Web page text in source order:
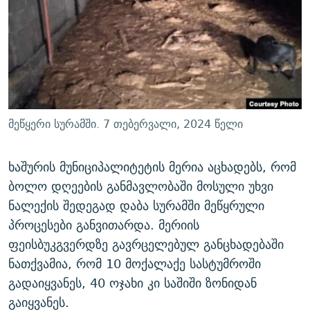
ᲛᲝᲚᲐᲞᲐᲠᲐᲙᲔ ᲢᲔᲥᲡᲢᲔᲑᲘ
ᲨᲘᲜ - ᲣᲪᲮᲝᲔᲗᲨᲘ
ᲚᲘᲢᲔᲠᲐᲢᲣᲠᲣᲚᲘ ᲬᲐᲮᲜᲐᲒᲔᲑᲘ
ᲐᲛᲔᲠᲘᲙᲣᲚᲘ ᲛᲝᲗᲮᲠᲝᲑᲐ
ᲘᲛᲞᲔᲠᲘᲐ ᲓᲐ ᲠᲐᲓᲘᲝ
ᲩᲔᲛᲘ ᲡᲘᲙᲕᲓᲘᲚᲘᲡ ᲛᲘᲖᲔᲖᲘᲐ COVID-19
11 ᲬᲔᲚᲘ - 11 ᲐᲛᲑᲐᲕᲘ
ᲡᲐᲞᲐᲠᲚᲐᲛᲔᲜᲢᲝ ᲐᲠᲩᲔᲕᲜᲔᲑᲘᲡ ᲘᲡᲢᲝᲠᲘᲐ
ᲑᲐᲕᲨᲕᲔᲑᲘ ᲞᲠᲝᲡᲢᲘᲢᲣᲪᲘᲐᲨᲘ - ᲐᲛᲝᲣᲗᲥᲛᲔᲚᲘ ᲐᲛᲑᲐᲕᲘ
5 ᲐᲛᲑᲐᲕᲘ - 20 ᲘᲕᲜᲘᲡᲡ ᲓᲐᲨᲐᲕᲔᲑᲣᲚᲔᲑᲘ
ПРИВЕТ ᲙᲣᲚᲢᲣᲠᲐ
ᲒᲐᲛᲝᲘᲬᲔᲠᲔ
რთე/რთ-ის ყველა საიტი
მეწყერი სურამში. 7 თებერვალი, 2024 წელი
ხაშურის მუნიციპალიტეტის მერია აცხადებს, რომ
ბოლო დღეების განმავლობაში მოსული უხვი
ნალექის შედეგად დაბა სურამში მეწყრული
პროცესები განვითარდა. მერიის
ფეისბუკგვერდზე გავრცელებულ განცხადებაში
ნათქვამია, რომ 10 მოქალაქე სასტუმროში
გადაიყვანეს, 40 ოჯახი კი საშიში ზონიდან
გაიყვანეს.